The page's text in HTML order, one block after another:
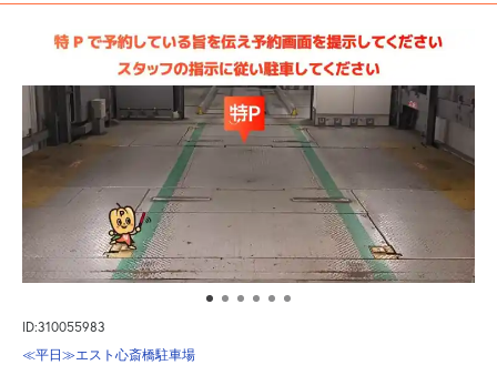
ID:310055983
≪平日≫エスト心斎橋駐車場